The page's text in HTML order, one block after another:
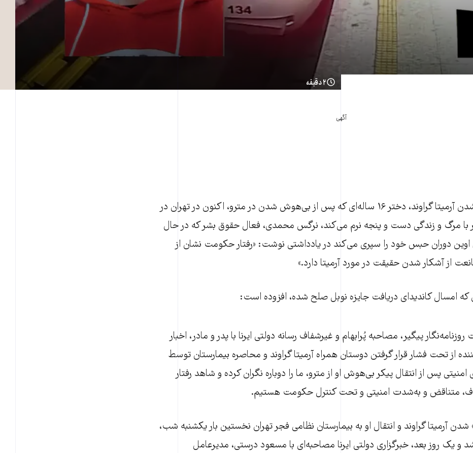
۲ دقیقه
آگهی
در پی بستری شدن آرمیتا گراوند، دختر ۱۶ ساله‌ای که پس از بی‌هوش شدن در مترو، اکنون در تهران در
با مرگ و زندگی دست و پنجه نرم می‌کند، نرگس محمدی، فعال حقوق بشر که در حال
اوین دوران حبس خود را سپری می‌کند در یادداشتی نوشت: «رفتار حکومت نشان از
از آشکار شدن حقیقت در مورد آرمیتا دارد.»
امسال کاندیدای دریافت جایزه نوبل صلح شده، افزوده است:
روزنامه‌نگار پیگیر، مصاحبه پُرابهام و غیرشفاف رسانه دولتی ایرنا با پدر و مادر، اخبار
از تحت فشار قرار گرفتن دوستان همراه آرمیتا گراوند و محاصره بیمارستان توسط
امنیتی پس از انتقال پیکر بی‌هوش او از مترو، ما را دوباره نگران کرده و شاهد رفتار
متناقض و به‌شدت امنیتی و تحت کنترل حکومت هستیم.
آرمیتا گراوند و انتقال او به بیمارستان نظامی فجر تهران نخستین بار یکشنبه شب،
۹ مهر منتشر شد و یک روز بعد، خبرگزاری دولتی ایرنا مصاحبه‎‌ای با مسعود درستی، مدیرعامل